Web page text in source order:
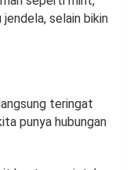
selain bikin
teringat
punya hubungan